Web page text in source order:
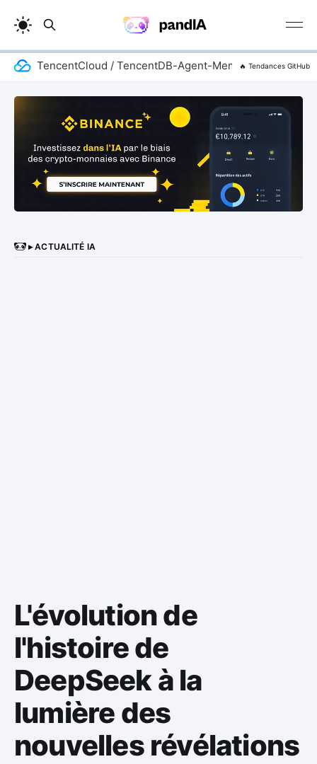
TencentCloud / TencentDB-Agent-Memory🔥 Tendances GitHub
▸ ACTUALITÉ IA
L'évolution de
l'histoire de
DeepSeek à la
lumière des
nouvelles révélations